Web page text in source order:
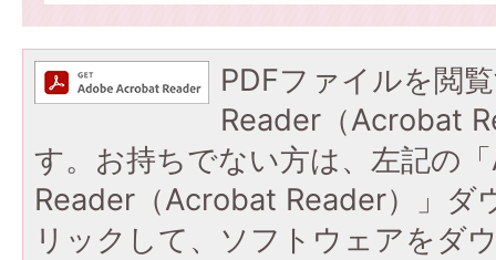
PDFファイルを閲
Reader（Acrobat
す。お持ちでない方は、左記の
Reader（Acrobat Reader）」ダ
リックして、ソフトウェアをダ